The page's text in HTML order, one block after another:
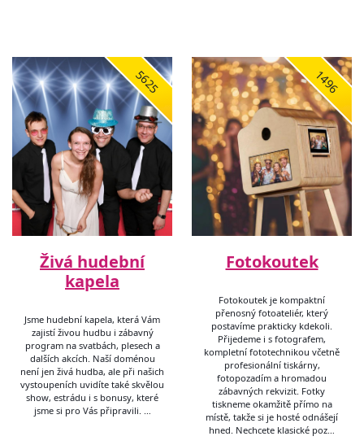
5625
Živá hudební
kapela
Jsme hudební kapela, která Vám
zajistí živou hudbu i zábavný
program na svatbách, plesech a
dalších akcích. Naší doménou
není jen živá hudba, ale při našich
vystoupeních uvidíte také skvělou
show, estrádu i s bonusy, které
jsme si pro Vás připravili. …
1496
Fotokoutek
Fotokoutek je kompaktní
přenosný fotoateliér, který
postavíme prakticky kdekoli.
Přijedeme i s fotografem,
kompletní fototechnikou včetně
profesionální tiskárny,
fotopozadím a hromadou
zábavných rekvizit. Fotky
tiskneme okamžitě přímo na
místě, takže si je hosté odnášejí
hned. Nechcete klasické poz…